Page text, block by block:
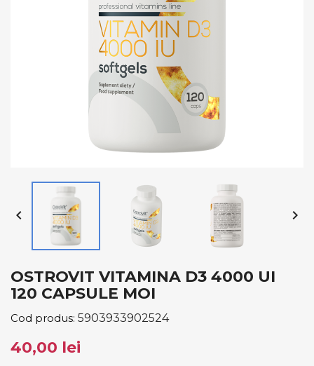
 
OSTROVIT VITAMINA D3 4000 UI
120 CAPSULE MOI
Cod produs: 5903933902524
40,00 lei